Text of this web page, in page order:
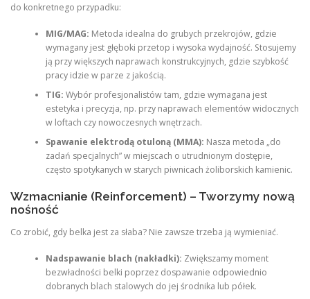
do konkretnego przypadku:
MIG/MAG: Metoda idealna do grubych przekrojów, gdzie
wymagany jest głęboki przetop i wysoka wydajność. Stosujemy
ją przy większych naprawach konstrukcyjnych, gdzie szybkość
pracy idzie w parze z jakością.
TIG: Wybór profesjonalistów tam, gdzie wymagana jest
estetyka i precyzja, np. przy naprawach elementów widocznych
w loftach czy nowoczesnych wnętrzach.
Spawanie elektrodą otuloną (MMA): Nasza metoda „do
zadań specjalnych” w miejscach o utrudnionym dostępie,
często spotykanych w starych piwnicach żoliborskich kamienic.
Wzmacnianie (Reinforcement) – Tworzymy nową
nośność
Co zrobić, gdy belka jest za słaba? Nie zawsze trzeba ją wymieniać.
Nadspawanie blach (nakładki): Zwiększamy moment
bezwładności belki poprzez dospawanie odpowiednio
dobranych blach stalowych do jej środnika lub półek.